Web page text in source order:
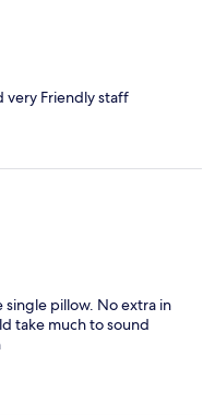
very Friendly staff
single pillow. No extra in
take much to sound